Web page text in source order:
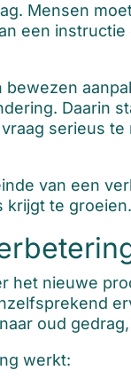
Mensen
een
Daarin
serieus
van een
krijgt te groeien.
het nieuwe
oud
werkt: